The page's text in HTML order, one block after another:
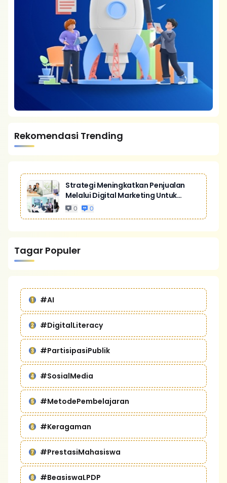
Rekomendasi Trending
Strategi Meningkatkan Penjualan
Melalui Digital Marketing Untuk
Bisnis Yang Lebih Kompetitif
0 0
Tagar Populer
#AI
#DigitalLiteracy
#PartisipasiPublik
#SosialMedia
#MetodePembelajaran
#Keragaman
#PrestasiMahasiswa
#BeasiswaLPDP